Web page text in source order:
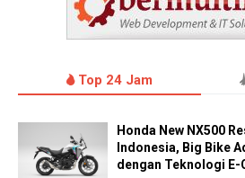
Top 24 Jam
Honda New NX500
Indonesia, Big Bike
dengan Teknologi E-